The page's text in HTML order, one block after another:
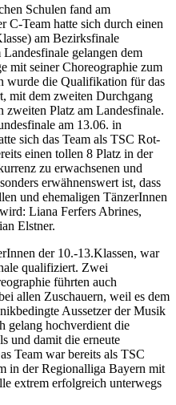
Schulen fand am
C-Team hatte sich durch einen
am Bezirksfinale
gelangen dem
mit seiner Choreographie zum
wurde die Qualifikation für das
mit dem zweiten Durchgang
zweiten Platz am Landesfinale.
am 13.06. in
sich das Team als TSC Rot-
einen tollen 8 Platz in der
zu erwachsenen und
erwähnenswert ist, dass
und ehemaligen TänzerInnen
Liana Ferfers Abrines,
Elstner.
der 10.-13.Klassen, war
qualifiziert. Zwei
führten auch
allen Zuschauern, weil es dem
Aussetzer der Musik
gelang hochverdient die
und damit die erneute
Team war bereits als TSC
in der Regionalliga Bayern mit
extrem erfolgreich unterwegs